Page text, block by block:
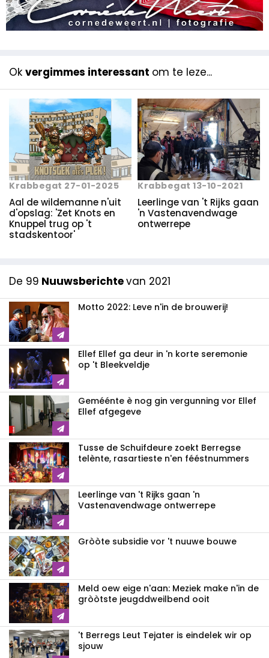
Ok vergimmes interessant om te leze...
Krabbegat 27-01-2025
Aal de wildemanne n'uit
d'opslag: 'Zet Knots en
Knuppel trug op 't
stadskentoor'
Krabbegat 13-10-2021
Leerlinge van 't Rijks gaan
'n Vastenavendwage
ontwerrepe
De 99 Nuuwsberichtevan 2021
Motto 2022: Leve n'in de brouwerij!
Ellef Ellef ga deur in 'n korte seremonie
op 't Bleekveldje
Geméénte è nog gin vergunning vor Ellef
Ellef afgegeve
Tusse de Schuifdeure zoekt Berregse
telènte, rasartieste n'en fééstnummers
Leerlinge van 't Rijks gaan 'n
Vastenavendwage ontwerrepe
Gròòte subsidie vor 't nuuwe bouwe
Meld oew eige n'aan: Meziek make n'in de
gròòtste jeugddweilbend ooit
't Berregs Leut Tejater is eindelek wir op
sjouw